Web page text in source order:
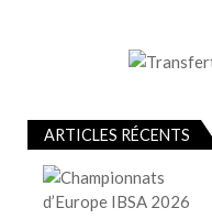
ARTICLES RÉCENTS